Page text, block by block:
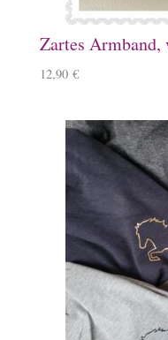
Zartes Armband,
12,90 €